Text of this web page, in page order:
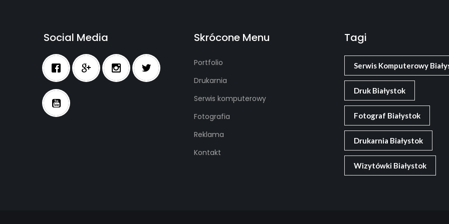
Social Media Skrócone Menu
Portfolio
Drukarnia
Serwis komputerowy
Fotografia
Reklama
Kontakt
Tagi
Serwis Komputerowy
Druk Białystok
Fotograf Białystok
Drukarnia Białystok
Wizytówki Białystok